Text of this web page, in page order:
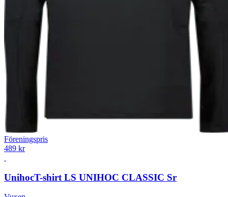
Föreningspris
489 kr
UnihocT-shirt LS UNIHOC CLASSIC Sr